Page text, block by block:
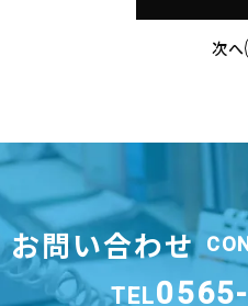
次へ
お問い合わせ
TEL